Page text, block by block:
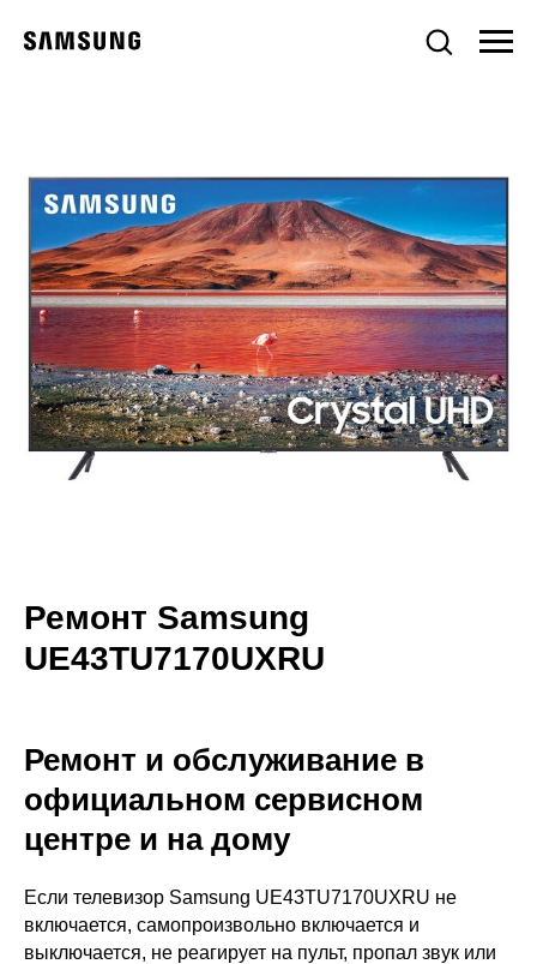
Ремонт Samsung
UE43TU7170UXRU
Ремонт и обслуживание в
официальном сервисном
центре и на дому
Если телевизор Samsung UE43TU7170UXRU не
включается, самопроизвольно включается и
выключается, не реагирует на пульт, пропал звук или